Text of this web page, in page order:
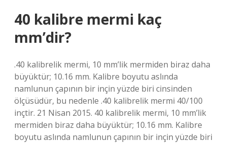
40 kalibre mermi kaç
mm’dir?
.40 kalibrelik mermi, 10 mm’lik mermiden biraz daha
büyüktür; 10.16 mm. Kalibre boyutu aslında
namlunun çapının bir inçin yüzde biri cinsinden
ölçüsüdür, bu nedenle .40 kalibrelik mermi 40/100
inçtir. 21 Nisan 2015. 40 kalibrelik mermi, 10 mm’lik
mermiden biraz daha büyüktür; 10.16 mm. Kalibre
boyutu aslında namlunun çapının bir inçin yüzde biri